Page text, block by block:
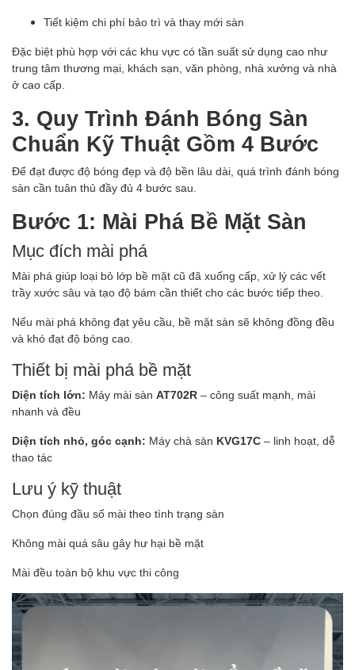
Tiết kiệm chi phí bảo trì và thay mới sàn
Đặc biệt phù hợp với các khu vực có tần suất sử dụng cao như
trung tâm thương mại, khách sạn, văn phòng, nhà xưởng và nhà
ở cao cấp.
3. Quy Trình Đánh Bóng Sàn
Chuẩn Kỹ Thuật Gồm 4 Bước
Để đạt được độ bóng đẹp và độ bền lâu dài, quá trình đánh bóng
sàn cần tuân thủ đầy đủ 4 bước sau.
Bước 1: Mài Phá Bề Mặt Sàn
Mục đích mài phá
Mài phá giúp loại bỏ lớp bề mặt cũ đã xuống cấp, xử lý các vết
trầy xước sâu và tạo độ bám cần thiết cho các bước tiếp theo.
Nếu mài phá không đạt yêu cầu, bề mặt sàn sẽ không đồng đều
và khó đạt độ bóng cao.
Thiết bị mài phá bề mặt
Diện tích lớn: Máy mài sàn AT702R – công suất mạnh, mài
nhanh và đều
Diện tích nhỏ, góc cạnh: Máy chà sàn KVG17C – linh hoạt, dễ
thao tác
Lưu ý kỹ thuật
Chọn đúng đầu số mài theo tình trạng sàn
Không mài quá sâu gây hư hại bề mặt
Mài đều toàn bộ khu vực thi công